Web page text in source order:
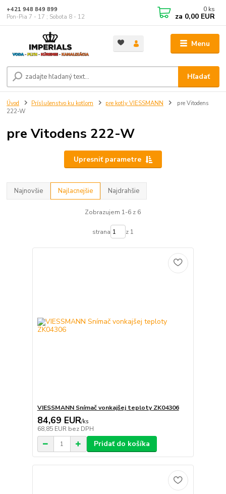
Menu
Hľadať
+421 948 849 899
Pon-Pia 7 - 17 ; Sobota 8 - 12
0 ks
za 0,00 EUR
Úvod Príslušenstvo ku kotlom pre kotly VIESSMANN
pre Vitodens
222-W
pre Vitodens 222-W
Upresniť parametre
Najnovšie Najlacnejšie Najdrahšie
Zobrazujem 1-6 z 6
strana z 1
VIESSMANN Snímač vonkajšej teploty ZK04306
84,69 EUR/ks
68,85 EUR bez DPH
Pridať do košíka